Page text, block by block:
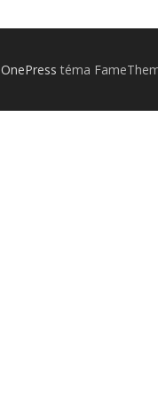
OnePress téma